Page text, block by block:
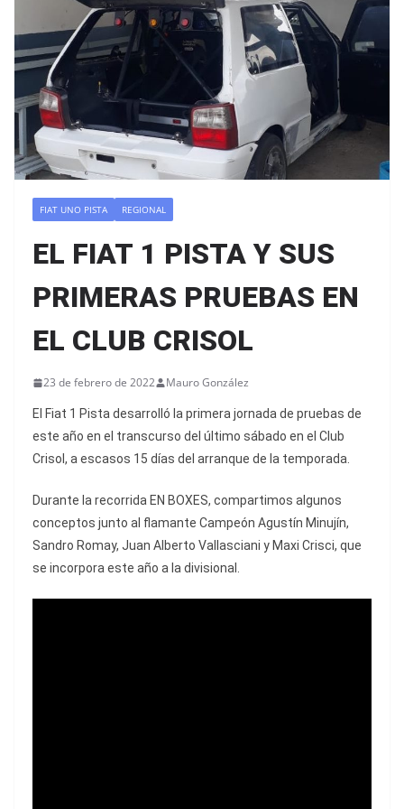
FIAT UNO PISTA REGIONAL
EL FIAT 1 PISTA Y SUS
PRIMERAS PRUEBAS EN
EL CLUB CRISOL
23 de febrero de 2022 Mauro González
El Fiat 1 Pista desarrolló la primera jornada de pruebas de
este año en el transcurso del último sábado en el Club
Crisol, a escasos 15 días del arranque de la temporada.
Durante la recorrida EN BOXES, compartimos algunos
conceptos junto al flamante Campeón Agustín Minujín,
Sandro Romay, Juan Alberto Vallasciani y Maxi Crisci, que
se incorpora este año a la divisional.